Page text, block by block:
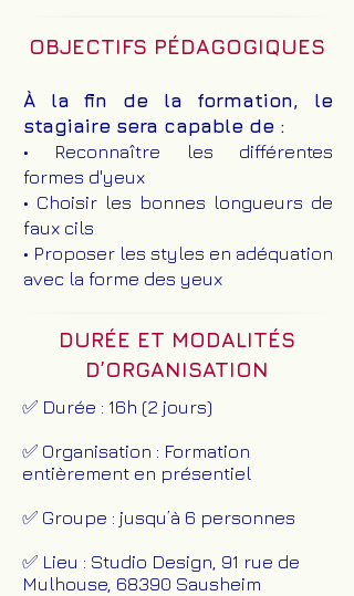
OBJECTIFS PÉDAGOGIQUES
À la fin de la formation, le
stagiaire sera capable de :
• Reconnaître les différentes
formes d'yeux
• Choisir les bonnes longueurs de
faux cils
• Proposer les styles en adéquation
avec la forme des yeux
DURÉE ET MODALITÉS
D’ORGANISATION
✅ Durée : 16h (2 jours)
✅ Organisation : Formation
entièrement en présentiel
✅ Groupe : jusqu’à 6 personnes
✅ Lieu : Studio Design, 91 rue de
Mulhouse, 68390 Sausheim